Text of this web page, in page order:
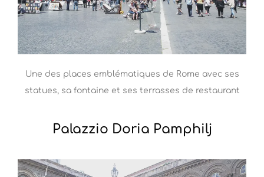
Une des places emblématiques de Rome avec ses
statues, sa fontaine et ses terrasses de restaurant
Palazzio Doria Pamphilj